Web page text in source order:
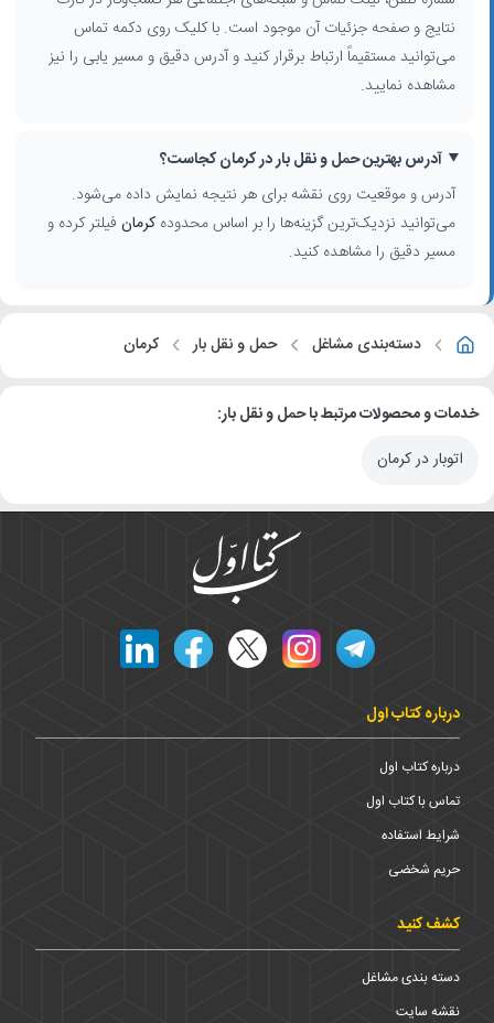
نتایج و صفحه جزئیات آن موجود است. با کلیک روی دکمه تماس
می‌توانید مستقیماً ارتباط برقرار کنید و آدرس دقیق و مسیر یابی را نیز
مشاهده نمایید.
آدرس بهترین حمل و نقل بار در کرمان کجاست؟
آدرس و موقعیت روی نقشه برای هر نتیجه نمایش داده می‌شود.
می‌توانید نزدیک‌ترین گزینه‌ها را بر اساس محدودهکرمان فیلتر کرده و
مسیر دقیق را مشاهده کنید.
دسته‌بندی مشاغل حمل و نقل بار کرمان
خدمات و محصولات مرتبط با حمل و نقل بار:
اتوبار در کرمان
درباره کتاب اول
درباره کتاب اول
تماس با کتاب اول
شرایط استفاده
حریم شخضی
کشف کنید
دسته بندی مشاغل
نقشه سایت